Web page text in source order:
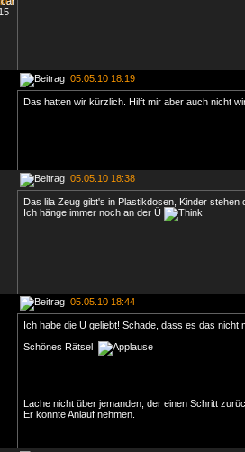
05.05.10 18:19
Das hatten wir kürzlich. Hilft mir aber auch nicht
05.05.10 18:38
Das lila Zeug gibt's in Plastikdosen, Kinder stehen
Ich hänge immer noch an der Ü
05.05.10 18:44
Ich habe die U geliebt! Schade, dass es das nicht
Schönes Rätsel
Lache nicht über jemanden, der einen Schritt
Er könnte Anlauf nehmen.